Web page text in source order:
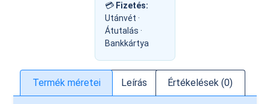
💳 Fizetés:
Utánvét ·
Átutalás ·
Bankkártya
Termék méretei Leírás Értékelések (0)